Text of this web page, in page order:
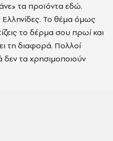
τα προϊόντα εδώ.
Ελληνίδες. Το θέμα όμως
το δέρμα σου πρωί και
τη διαφορά. Πολλοί
τα χρησιμοποιούν